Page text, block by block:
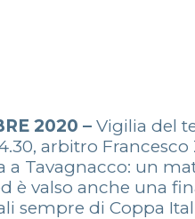
2020 – Vigilia del
arbitro
a Tavagnacco: un
è valso anche una
sempre di Coppa